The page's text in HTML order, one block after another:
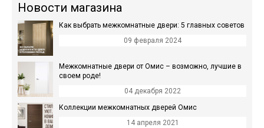
Новости магазина
Как выбрать межкомнатные двери: 5 главных советов
09 февраля 2024
Межкомнатные двери от Омис – возможно, лучшие в
своем роде!
04 декабря 2022
Коллекции межкомнатных дверей Омис
14 апреля 2021